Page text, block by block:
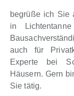
begrüße ich Sie
in
auch für
Experte bei
Häusern. Gern
Sie tätig.